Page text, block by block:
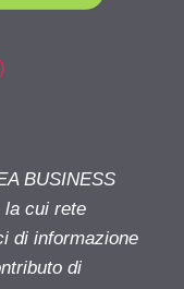
BUSINESS
la cui rete
di informazione
di